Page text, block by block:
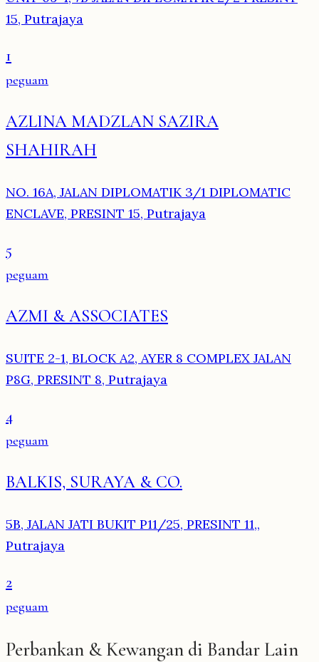
15, Putrajaya
1
peguam
AZLINA MADZLAN SAZIRA
SHAHIRAH
NO. 16A, JALAN DIPLOMATIK 3/1 DIPLOMATIC
ENCLAVE, PRESINT 15, Putrajaya
5
peguam
AZMI & ASSOCIATES
SUITE 2-1, BLOCK A2, AYER 8 COMPLEX JALAN
P8G, PRESINT 8, Putrajaya
4
peguam
BALKIS, SURAYA & CO.
5B, JALAN JATI BUKIT P11/25, PRESINT 11,,
Putrajaya
2
peguam
Perbankan & Kewangan di Bandar Lain